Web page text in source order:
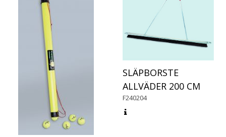
SLÄPBORSTE
ALLVÄDER 200 CM
F240204